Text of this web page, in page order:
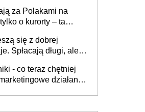
za Polakami na
o kurorty – ta
urlop po cichu
się z dobrej
Spłacają długi, ale
- co teraz chętniej
działania